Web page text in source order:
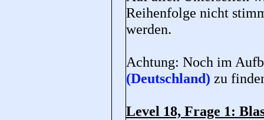
Reihenfolge nicht
werden.
Achtung: Noch im
(Deutschland) zu
Level 18, Frage 1: